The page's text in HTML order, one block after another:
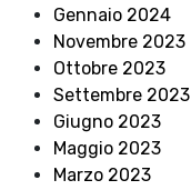
Gennaio 2024
Novembre 2023
Ottobre 2023
Settembre 2023
Giugno 2023
Maggio 2023
Marzo 2023